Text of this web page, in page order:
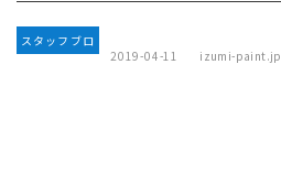
スタッフブロ
2019-04-11 izumi-paint.jp